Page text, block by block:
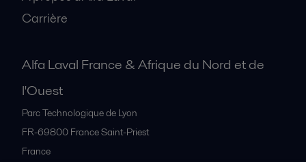
Carrière
Alfa Laval France & Afrique du Nord et de
l'Ouest
Parc Technologique de Lyon
FR-69800 France Saint-Priest
France